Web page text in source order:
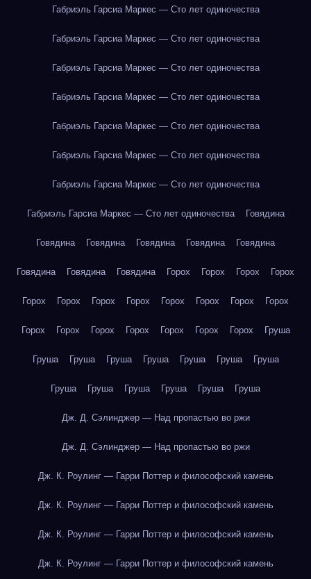
Габриэль Гарсиа Маркес — Сто лет одиночества
Габриэль Гарсиа Маркес — Сто лет одиночества
Габриэль Гарсиа Маркес — Сто лет одиночества
Габриэль Гарсиа Маркес — Сто лет одиночества
Габриэль Гарсиа Маркес — Сто лет одиночества
Габриэль Гарсиа Маркес — Сто лет одиночества
Габриэль Гарсиа Маркес — Сто лет одиночества
Габриэль Гарсиа Маркес — Сто лет одиночества Говядина
Говядина Говядина Говядина Говядина Говядина
Говядина Говядина Говядина Горох Горох Горох Горох
Горох Горох Горох Горох Горох Горох Горох Горох
Горох Горох Горох Горох Горох Горох Горох Груша
Груша Груша Груша Груша Груша Груша Груша
Груша Груша Груша Груша Груша Груша
Дж. Д. Сэлинджер — Над пропастью во ржи
Дж. Д. Сэлинджер — Над пропастью во ржи
Дж. К. Роулинг — Гарри Поттер и философский камень
Дж. К. Роулинг — Гарри Поттер и философский камень
Дж. К. Роулинг — Гарри Поттер и философский камень
Дж. К. Роулинг — Гарри Поттер и философский камень